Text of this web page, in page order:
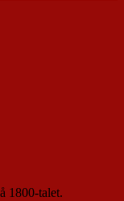
1800-talet.